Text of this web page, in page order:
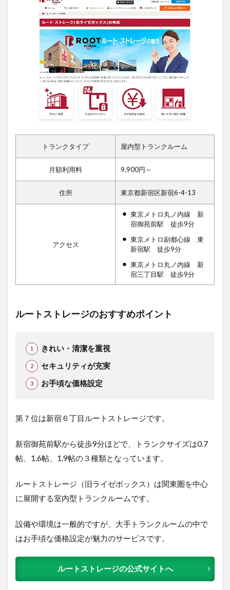
トランクタイプ 屋内型トランクルーム
月額利用料 9,900円～
住所 東京都新宿区新宿6-4-13
アクセス
東京メトロ丸ノ内線 新
宿御苑前駅 徒歩9分
東京メトロ副都心線 東
新宿駅 徒歩9分
東京メトロ丸ノ内線 新
宿三丁目駅 徒歩9分
ルートストレージのおすすめポイント
きれい・清潔を重視
セキュリティが充実
お手頃な価格設定
第７位は新宿６丁目ルートストレージです。
新宿御苑前駅から徒歩9分ほどで、トランクサイズは0.7
帖、1.6帖、1.9帖の３種類となっています。
ルートストレージ（旧ライゼボックス）は関東圏を中心
に展開する室内型トランクルームです。
設備や環境は一般的ですが、大手トランクルームの中で
はお手頃な価格設定が魅力のサービスです。
ルートストレージの公式サイトへ